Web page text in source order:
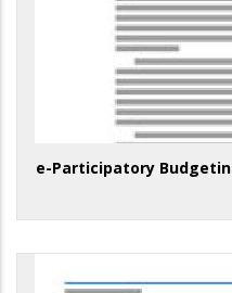
e-Participatory